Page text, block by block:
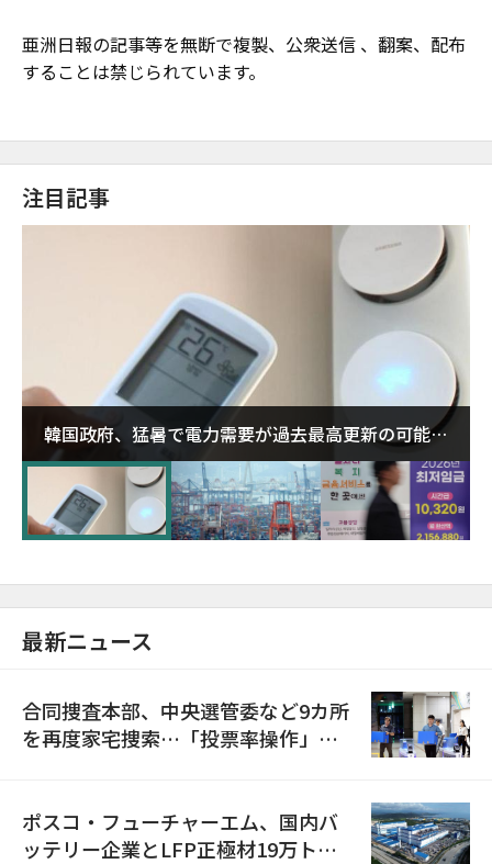
亜洲日報の記事等を無断で複製、公衆送信 、翻案、配布
することは禁じられています。
注目記事
韓国政府、猛暑で電力需要が過去最高更新の可能性
に需給対応体制を点検
最新ニュース
合同捜査本部、中央選管委など9カ所
を再度家宅捜索…「投票率操作」の
ポスコ・フューチャーエム、国内バ
ッテリー企業とLFP正極材19万トン